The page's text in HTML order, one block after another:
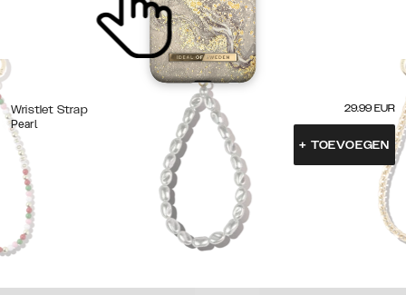
Wristlet Strap
Pearl
29.99 EUR
+ TOEVOEGEN